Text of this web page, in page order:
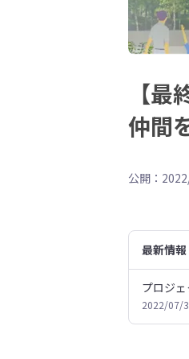
【
仲間
公開：
最新情報
プロジェ
2022/07/